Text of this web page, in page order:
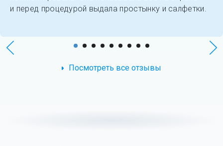
и перед процедурой выдала простынку и салфетки.
Посмотреть все отзывы